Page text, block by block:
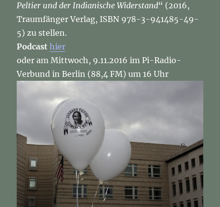
Peltier und der Indianische Widerstand“ (2016,
Traumfänger Verlag, ISBN 978-3-941485-49-
5) zu stellen.
Podcast hier
oder am Mittwoch, 9.11.2016 im Pi-Radio-
Verbund in Berlin (88,4 FM) um 16 Uhr